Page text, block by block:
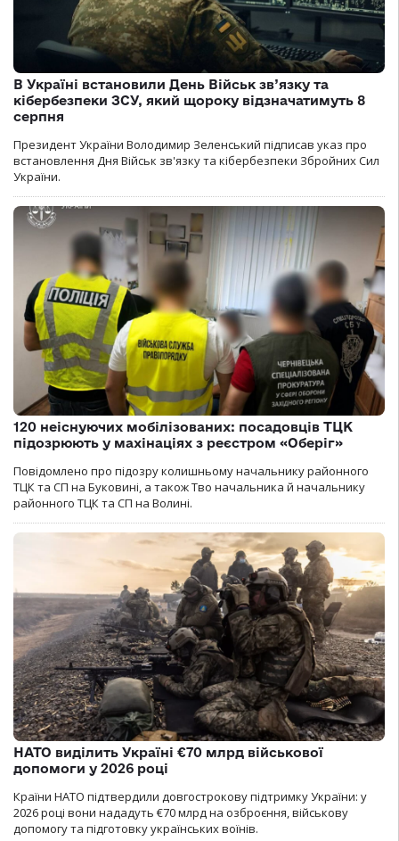
В Україні встановили День Військ зв’язку та
кібербезпеки ЗСУ, який щороку відзначатимуть 8
серпня
Президент України Володимир Зеленський підписав указ про
встановлення Дня Військ зв'язку та кібербезпеки Збройних Сил
України.
120 неіснуючих мобілізованих: посадовців ТЦК
підозрюють у махінаціях з реєстром «Оберіг»
Повідомлено про підозру колишньому начальнику районного
ТЦК та СП на Буковині, а також Тво начальника й начальнику
районного ТЦК та СП на Волині.
НАТО виділить Україні €70 млрд військової
допомоги у 2026 році
Країни НАТО підтвердили довгострокову підтримку України: у
2026 році вони нададуть €70 млрд на озброєння, військову
допомогу та підготовку українських воїнів.